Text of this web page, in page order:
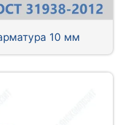
10 мм